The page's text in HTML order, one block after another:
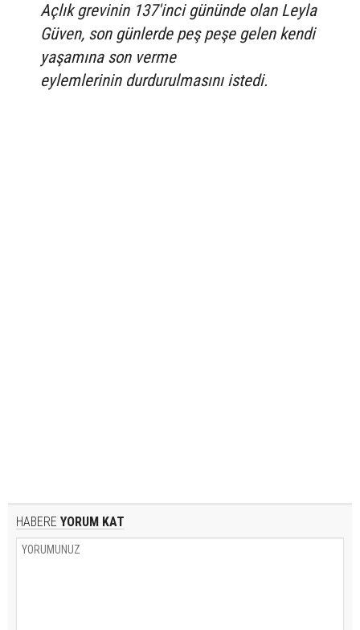
Açlık grevinin 137'inci gününde olan Leyla
Güven, son günlerde peş peşe gelen kendi
yaşamına son verme
eylemlerinin durdurulmasını istedi.
HABERE YORUM KAT